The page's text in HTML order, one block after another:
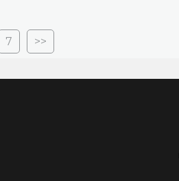
7 >>